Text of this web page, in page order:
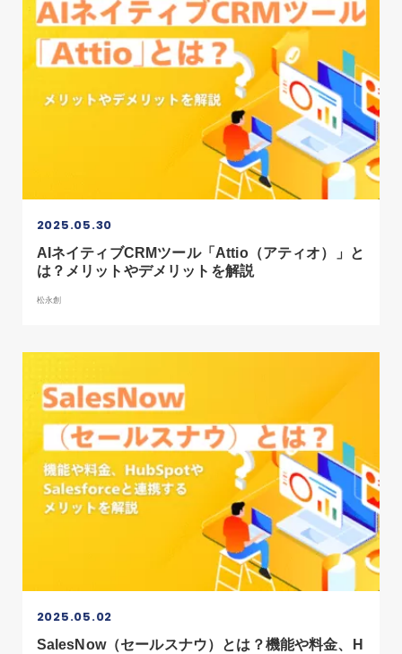
2025.05.30
AIネイティブCRMツール「Attio（アティオ）」と
は？メリットやデメリットを解説
松永創
2025.05.02
SalesNow（セールスナウ）とは？機能や料金、H